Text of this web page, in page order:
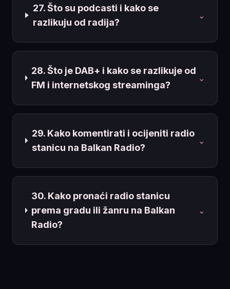
27. Što su podcasti i kako se
razlikuju od radija?
⌄
28. Što je DAB+ i kako se razlikuje od
FM i internetskog streaminga?
⌄
29. Kako komentirati i ocijeniti radio
stanicu na Balkan Radio?
⌄
30. Kako pronaći radio stanicu
prema gradu ili žanru na Balkan
Radio?
⌄